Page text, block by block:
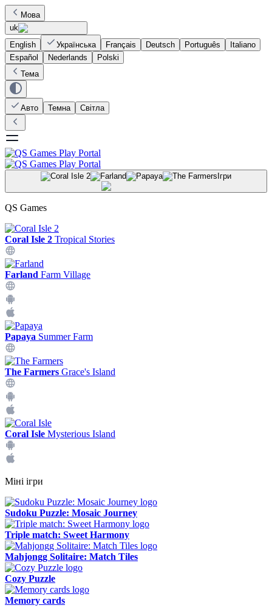
Мова
uk
English
Українська Français Deutsch Português
Italiano
Español
Nederlands
Polski
Тема
Авто Темна Світла
Ігри
QS Games
Coral Isle 2 Tropical Stories
Farland Farm Village
Papaya Summer Farm
The Farmers Grace's Island
Coral Isle Mysterious Island
Міні ігри
Sudoku Puzzle: Mosaic Journey
Triple match: Sweet Harmony
Mahjongg Solitaire: Match Tiles
Cozy Puzzle
Memory cards